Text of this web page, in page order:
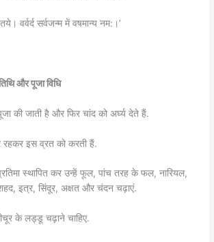
वर्वर्द सर्वजन्म में वषमान्य नम:।’
और पूजा विधि
की जाती है और फिर चांद को अर्घ्य देते हैं.
रहकर इस व्रत को करती हैं.
स्थापित कर उन्हें फूल, पांच तरह के फल, नारियल,
इत्र, सिंदूर, अक्षत और चंदन चढ़ाएं.
के लड्डू चढ़ाने चाहिए.